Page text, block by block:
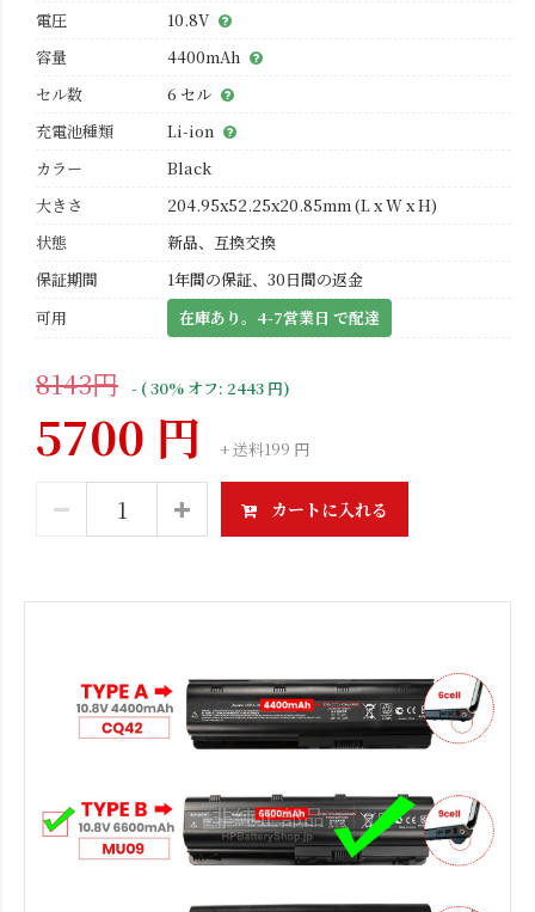
電圧
10.8V
容量
4400mAh
セル数
6 セル
充電池種類
Li-ion
カラー
Black
大きさ
204.95x52.25x20.85mm (L x W x H)
状態
新品、互換交換
保証期間
1年間の保証、30日間の返金
可用
在庫あり。4-7営業日 で配達
8143円 - ( 30% オフ: 2443 円)
5700 円 + 送料199 円
カートに入れる